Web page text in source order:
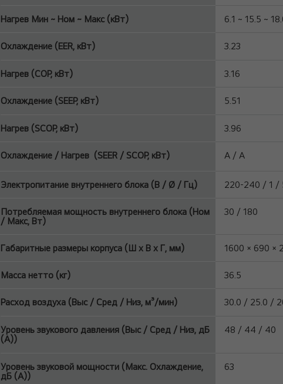
Нагрев Мин ~ Ном ~ Макс (кВт) 6.1 ~ 15.5 ~
Охлаждение (EER, кВт) 3.23
Нагрев (COP, кВт) 3.16
Охлаждение (SEEP, кВт) 5.51
Нагрев (SCOP, кВт) 3.96
Охлаждение / Нагрев (SEER / SCOP, кВт) A / A
Электропитание внутреннего блока (В / Ø / Гц) 220-240 / 1 /
Потребляемая мощность внутреннего блока (Ном
/ Макс, Вт)
30 / 180
Габаритные размеры корпуса (Ш x В x Г, мм) 1600 × 690 ×
Масса нетто (кг) 36.5
Расход воздуха (Выс / Сред / Низ, м³/мин) 30.0 / 25.0 /
Уровень звукового давления (Выс / Сред / Низ, дБ
(A))
48 / 44 / 40
Уровень звуковой мощности (Макс. Охлаждение,
дБ (A))
63